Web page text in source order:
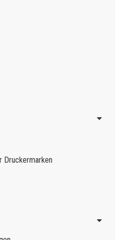
Druckermarken